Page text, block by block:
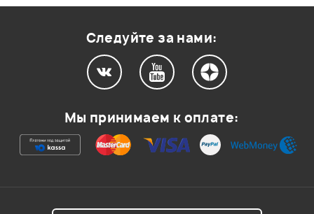
Ваша оценка:
Следуйте за нами:
Мы принимаем к оплате: